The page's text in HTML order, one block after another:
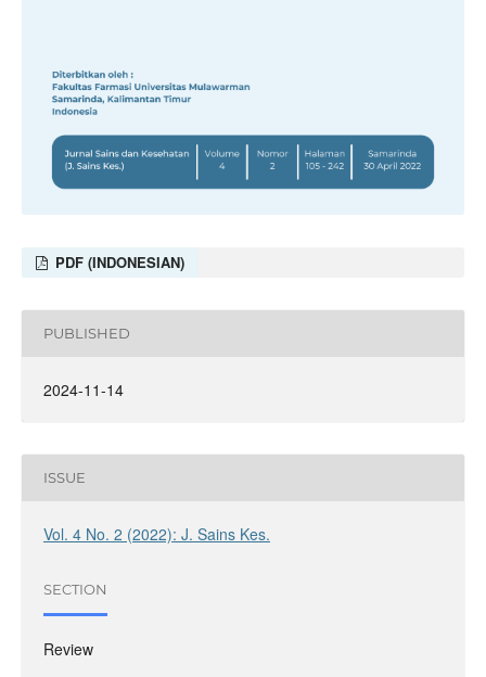
PDF (INDONESIAN)
PUBLISHED
2024-11-14
ISSUE
Vol. 4 No. 2 (2022): J. Sains Kes.
SECTION
Review